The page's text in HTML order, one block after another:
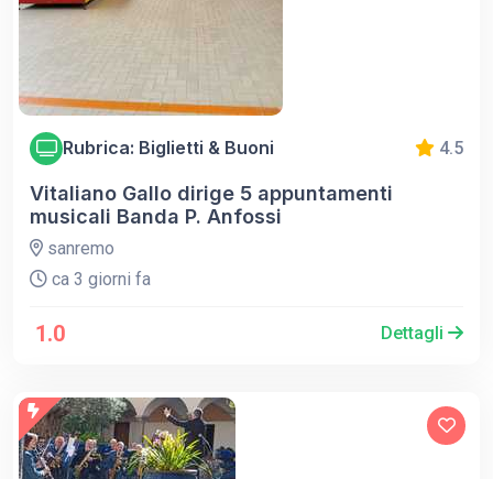
Rubrica: Biglietti & Buoni 4.5
Vitaliano Gallo dirige 5 appuntamenti
musicali Banda P. Anfossi
sanremo
ca 3 giorni fa
1.0 Dettagli